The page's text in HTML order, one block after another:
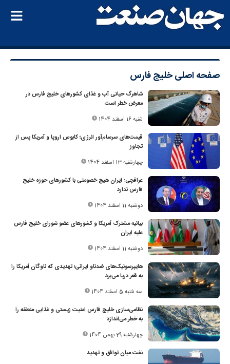
صفحه اصلیخلیج فارس
شاهرگ حیاتی آب و غذای کشورهای خلیج فارس در
معرض خطر است
شنبه 16 اسفند 1404
قیمت‌های سرسام‌آور انرژی؛ کابوس اروپا و آمریکا پس از
تجاوز
چهارشنبه 13 اسفند 1404
عراقچی: ایران هیچ خصومتی با کشورهای حوزه خلیج
فارس ندارد
دوشنبه 11 اسفند 1404
بیانیه مشترک آمریکا و کشورهای عضو شورای خلیج فارس
علیه ایران
دوشنبه 11 اسفند 1404
هایپرسونیک‌های ضدناو ایرانی؛ تهدیدی که ناوگان آمریکا را
به قعر دریا می‌برد
سه شنبه 5 اسفند 1404
نظامی‌سازی خلیج فارس امنیت زیستی و غذایی منطقه را
به خطر می‌اندازد
چهارشنبه 29 بهمن 1404
نفت میان توافق و تهدید